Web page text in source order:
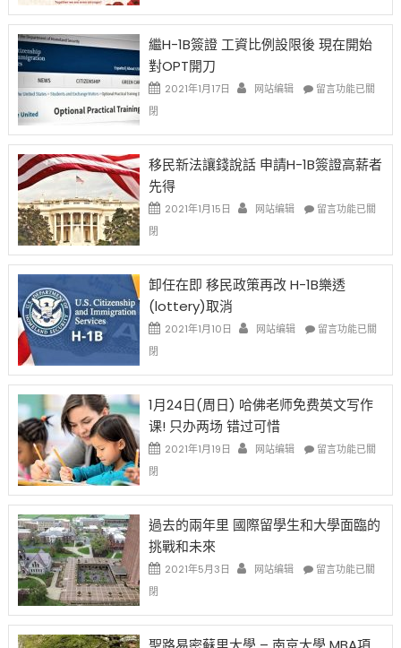
New
Ox
Issue〉
繼H-1B簽證 工資比例設限後 現在開始
對OPT開刀
2021年1月17日 网站编辑
在
1B
證
資
設
後
在
對
開
中
留言功能已關
閉
移民新法讓錢說話 申請H-1B簽證高薪者
先得
2021年1月15日 网站编辑
在
新
讓
說
請
1B
證
者
得〉
留言功能已關
閉
卸任在即 移民政策再改 H-1B樂透
(lottery)取消
2021年1月10日 网站编辑
在
在
移
政
改
1B
透
消〉
留言功能已關
閉
1月24日(周日) 哈佛老师免费英文写作
课! 只办两场 错过可惜
2021年1月19日 网站编辑
在
24
(周
哈
师
留言功能已關
閉
過去的兩年里 國際留學生和大學面臨的
挑戰和未來
2021年5月3日 网站编辑
在
的
留言功能已關
閉